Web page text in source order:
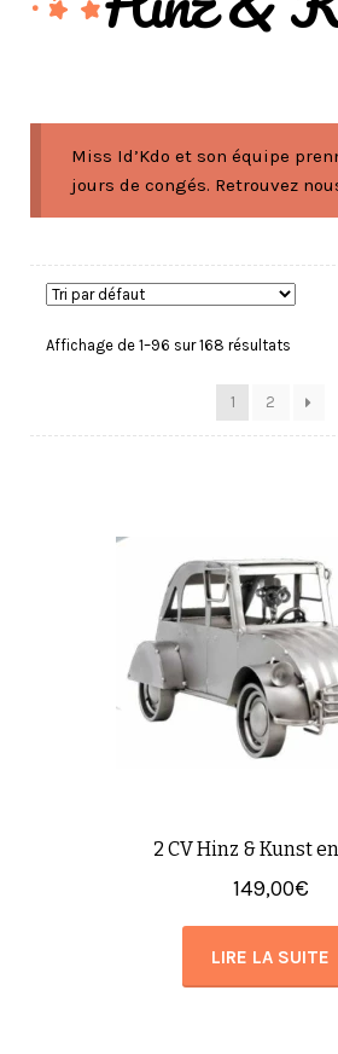
Miss Id’Kdo et son équipe
jours de congés. Retrouvez
Affichage de 1–96 sur 168 résultats
1 2
2 CV Hinz & Kunst
149,00€
LIRE LA SUITE